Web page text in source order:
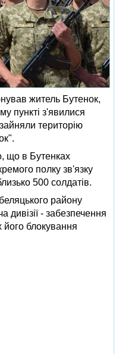
житель Бутенок,
пункті з'явилися
територію
що в Бутенках
полку зв'язку
500 солдатів.
району
- забезпечення
його блокування